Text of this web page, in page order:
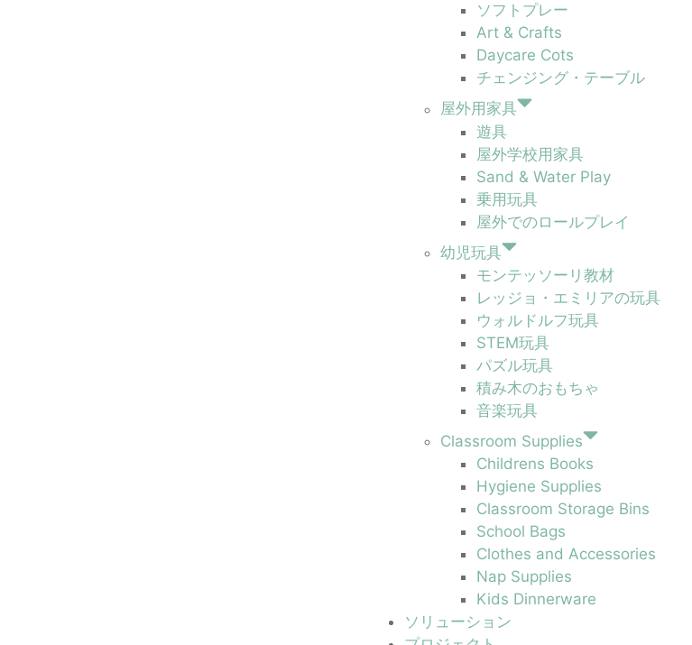
ソフトプレー
Art & Crafts
Daycare Cots
チェンジング・テーブル
屋外用家具
遊具
屋外学校用家具
Sand & Water Play
乗用玩具
屋外でのロールプレイ
幼児玩具
モンテッソーリ教材
レッジョ・エミリアの玩具
ウォルドルフ玩具
STEM玩具
パズル玩具
積み木のおもちゃ
音楽玩具
Classroom Supplies
Childrens Books
Hygiene Supplies
Classroom Storage Bins
School Bags
Clothes and Accessories
Nap Supplies
Kids Dinnerware
ソリューション